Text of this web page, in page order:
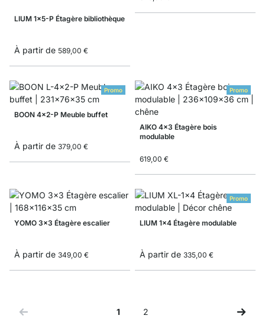
LIUM 1x5-P Étagère bibliothèque
À partir de 589,00 €
Promo
BOON 4x2-P Meuble buffet
À partir de 379,00 €
Promo
AIKO 4x3 Étagère bois
modulable
619,00 €
YOMO 3x3 Étagère escalier
À partir de 349,00 €
Promo
LIUM 1x4 Étagère modulable
À partir de 335,00 €
Vous lisez actuellement la page
1
Page
2